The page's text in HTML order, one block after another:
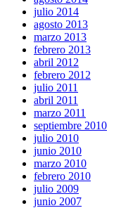
julio 2014
agosto 2013
marzo 2013
febrero 2013
abril 2012
febrero 2012
julio 2011
abril 2011
marzo 2011
septiembre 2010
julio 2010
junio 2010
marzo 2010
febrero 2010
julio 2009
junio 2007